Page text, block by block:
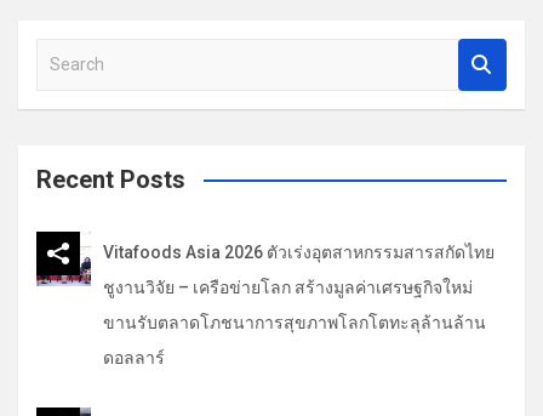
a
c
Recent Posts
Vitafoods Asia 2026 ตัวเร่งอุตสาหกรรมสารสกัดไทย
ชูงานวิจัย – เครือข่ายโลก สร้างมูลค่าเศรษฐกิจใหม่
ขานรับตลาดโภชนาการสุขภาพโลกโตทะลุล้านล้าน
ดอลลาร์